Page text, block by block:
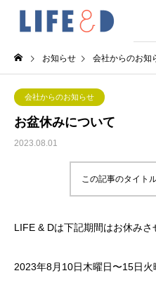
お知らせ 会社からのお知
会社からのお知らせ
お盆休みについて
2023.08.01
この記事のタイト
LIFE & Dは下記期間はお休みさ
2023年8月10日木曜日〜15日火